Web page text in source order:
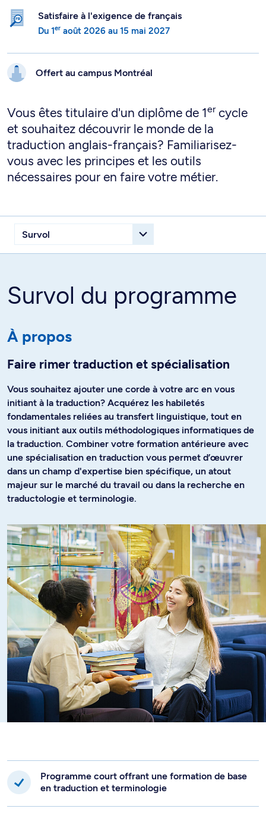
Satisfaire à l'exigence de français
Du 1er août 2026 au 15 mai 2027
Offert au campus Montréal
Vous êtes titulaire d'un diplôme de 1ercycle
et souhaitez découvrir le monde de la
traduction anglais-français? Familiarisez-
vous avec les principes et les outils
nécessaires pour en faire votre métier.
Survol du programme
À propos
Faire rimer traduction et spécialisation
Vous souhaitez ajouter une corde à votre arc en vous
initiant à la traduction? Acquérez les habiletés
fondamentales reliées au transfert linguistique, tout en
vous initiant aux outils méthodologiques informatiques de
la traduction. Combiner votre formation antérieure avec
une spécialisation en traduction vous permet d’œuvrer
dans un champ d'expertise bien spécifique, un atout
majeur sur le marché du travail ou dans la recherche en
traductologie et terminologie.
Programme court offrant une formation de base
en traduction et terminologie